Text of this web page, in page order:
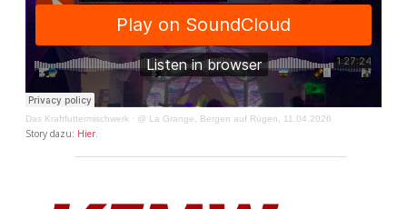
Das Kraftfuttermischwerk · @ La Grange, Bergen auf Rügen, 11.04.2026
Story dazu: Hier